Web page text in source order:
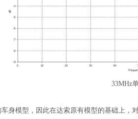
33MHz
身模型，因此在达索原有模型的基础上
汽车交通